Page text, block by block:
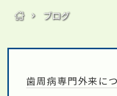
ブログ
歯周病専門外来に